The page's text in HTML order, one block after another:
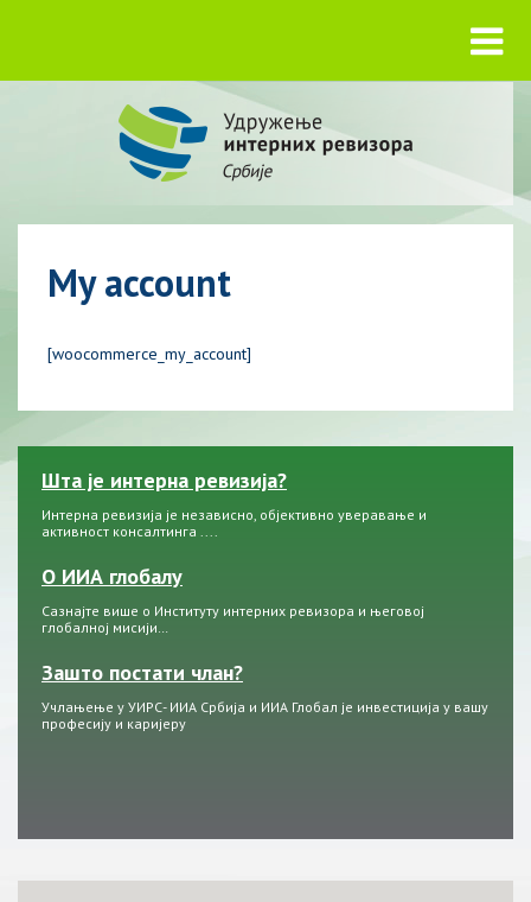
My account
[woocommerce_my_account]
Шта је интерна ревизија?
Интерна ревизија је независно, објективно уверавање и
активност консалтинга ....
О ИИА глобалу
Сазнајте више о Институту интерних ревизора и његовој
глобалној мисији…
Зашто постати члан?
Учлањење у УИРС- ИИА Србија и ИИА Глобал је инвестиција у вашу
професију и каријеру